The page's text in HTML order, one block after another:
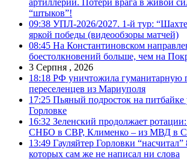
“штыков”!
09:38 УПЛ-2026/2027. 1-й тур:
яркой победы (видеообзоры матчей)
08:45 На Константиновском
боестолкновений больше, чем на
3 Серпня , 2026
18:18 РФ уничтожила гуманитарную
переселенцев из Мариуполя
17:25 Пьяный подросток на
Горловке
16:32 Зеленский продолжает
СНБО в СВР, Клименко – из МВД в
13:49 Гауляйтер Горловки “насчитал”
которых сам же не написал ни слова